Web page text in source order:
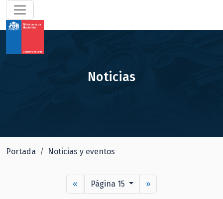
Noticias
Portada Noticias y eventos
« Página 15 »